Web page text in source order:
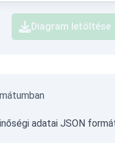
Diagram letöltése
adatai JSON